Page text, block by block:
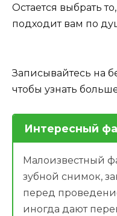
Остается выбрать
подходит вам по
Записывайтесь на
чтобы узнать
Интересный
Малоизвестный
зубной снимок,
перед
иногда дают